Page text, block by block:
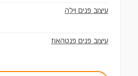
עיצוב פנים וילה
עיצוב פנים פנטהאוז